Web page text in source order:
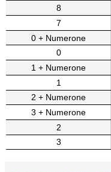
8
7
0 + Numerone
0
1 + Numerone
1
2 + Numerone
3 + Numerone
2
3